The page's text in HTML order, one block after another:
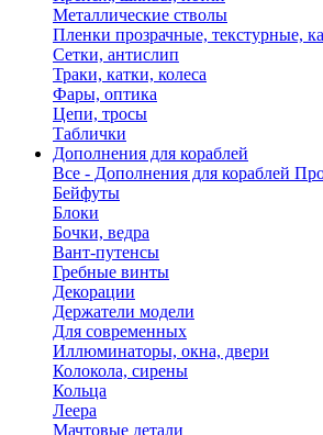
Металлические стволы
Пленки прозрачные, текстурные,
Сетки, антислип
Траки, катки, колеса
Фары, оптика
Цепи, тросы
Таблички
Дополнения для кораблей
Все - Дополнения для кораблей
Бейфуты
Блоки
Бочки, ведра
Вант-путенсы
Гребные винты
Декорации
Держатели модели
Для современных
Иллюминаторы, окна, двери
Колокола, сирены
Кольца
Леера
Мачтовые детали